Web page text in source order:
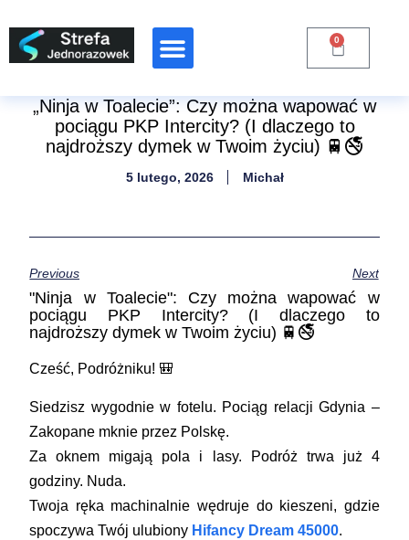
0
„Ninja w Toalecie”: Czy można wapować w
pociągu PKP Intercity? (I dlaczego to
najdroższy dymek w Twoim życiu) 🚆🚭
5 lutego, 2026 Michał
Previous Next
"Ninja w Toalecie": Czy można wapować w
pociągu PKP Intercity? (I dlaczego to
najdroższy dymek w Twoim życiu) 🚆🚭
Cześć, Podróżniku! 🎒
Siedzisz wygodnie w fotelu. Pociąg relacji Gdynia –
Zakopane mknie przez Polskę.
Za oknem migają pola i lasy. Podróż trwa już 4
godziny. Nuda.
Twoja ręka machinalnie wędruje do kieszeni, gdzie
spoczywa Twój ulubiony Hifancy Dream 45000.